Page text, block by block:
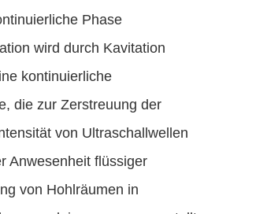
Phase
wird durch Kavitation
kontinuierliche
die zur Zerstreuung der
von Ultraschallwellen
Anwesenheit flüssiger
von Hohlräumen in